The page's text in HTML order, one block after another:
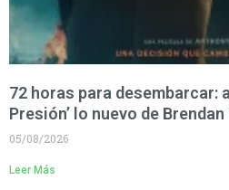
72 horas para desembarcar:
Presión’ lo nuevo de
05/08/2026
Leer Más